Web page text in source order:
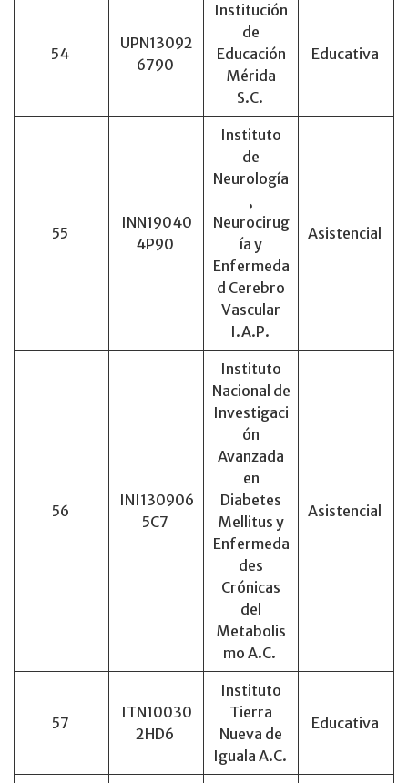
54
UPN13092
6790
Institución
de
Educación
Mérida
S.C.
Educativa
55
INN19040
4P90
Instituto
de
Neurología
,
Neurocirug
ía y
Enfermeda
d Cerebro
Vascular
I.A.P.
Asistencial
56
INI130906
5C7
Instituto
Nacional de
Investigaci
ón
Avanzada
en
Diabetes
Mellitus y
Enfermeda
des
Crónicas
del
Metabolis
mo A.C.
Asistencial
57
ITN10030
2HD6
Instituto
Tierra
Nueva de
Iguala A.C.
Educativa